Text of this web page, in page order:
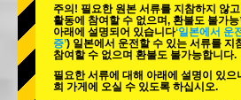
오키나와
주의! 필요한 원본 서류를 지참하지 않
활동에 참여할 수 없으며, 환불도 불가
아래에 설명되어 있습니다‘일본에서 운
증’) 일본에서 운전할 수 있는 서류를 지
참여할 수 없으며 환불도 불가능합니다.
필요한 서류에 대해 아래에 설명이 있으
희 가게에 오실 수 있도록 하십시오.